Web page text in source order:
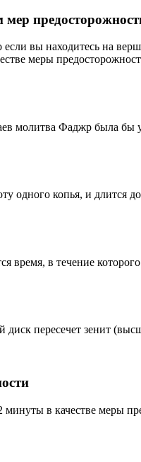
мер
вы находитесь на
меры
молитва Фаджр была бы
одного копья, и длится
время, в течение
диск пересечет зенит
минуты в качестве меры